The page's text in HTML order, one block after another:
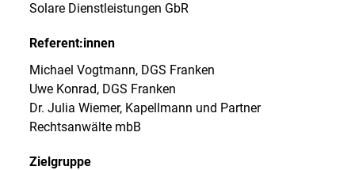
Solare Dienstleistungen GbR
Referent:innen
Michael Vogtmann, DGS Franken
Uwe Konrad, DGS Franken
Dr. Julia Wiemer, Kapellmann und Partner
Rechtsanwälte mbB
Zielgruppe